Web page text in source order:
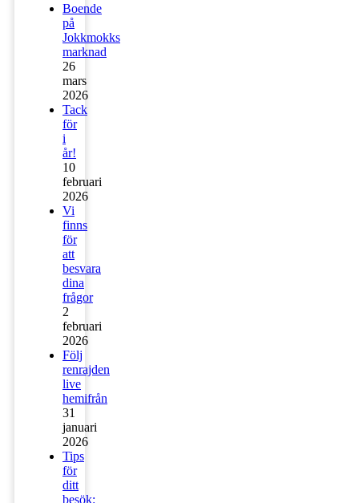
Boende
på
Jokkmokks
marknad
26
mars
2026
Tack
för
i
år!
10
februari
2026
Vi
finns
för
att
besvara
dina
frågor
2
februari
2026
Följ
renrajden
live
hemifrån
31
januari
2026
Tips
för
ditt
besök: